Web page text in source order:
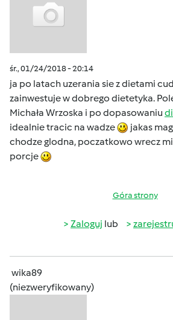
śr., 01/24/2018 - 20:14
ja po latach uzerania sie z dietami
zainwestuje w dobrego dietetyka.
Michała Wrzoska i po dopasowaniu
idealnie tracic na wadze
jakas
chodze glodna, poczatkowo wrecz
porcje
Góra strony
Zaloguj lub
wika89
(niezweryfikowany)